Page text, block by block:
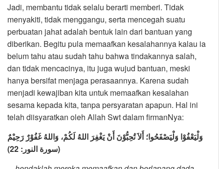
Jadi, membantu tidak selalu berarti memberi. Tidak
menyakiti, tidak menggangu, serta mencegah suatu
perbuatan jahat adalah bentuk lain dari bantuan yang
diberikan. Begitu pula memaafkan kesalahannya kalau ia
belum tahu atau sudah tahu bahwa tindakannya salah,
dan tidak mencacinya, itu juga wujud bantuan, meski
hanya bersifat menjaga perasaannya. Karena sudah
menjadi kewajiban kita untuk memaafkan kesalahan
sesama kepada kita, tanpa persyaratan apapun. Hal ini
telah diisyaratkan oleh Allah Swt dalam firmanNya:
وَلْيَعْفُوْا وَلْيَصْفَحُوا؛ أَلاَ تُحِبُّوْنَ أَنْ يَغْفِرَ اللهُ لَكُمْ، وَاللهُ غَفُوْرٌ رَحِيْمٌ
(سورة النور: 22)